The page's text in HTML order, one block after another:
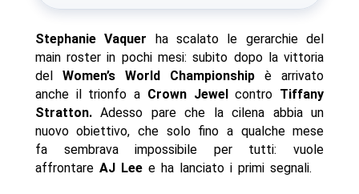
Stephanie Vaquer ha scalato le gerarchie del
main roster in pochi mesi: subito dopo la vittoria
del Women’s World Championship è arrivato
anche il trionfo a Crown Jewel contro Tiffany
Stratton.Adesso pare che la cilena abbia un
nuovo obiettivo, che solo fino a qualche mese
fa sembrava impossibile per tutti: vuole
affrontareAJ Leee ha lanciato i primi segnali.